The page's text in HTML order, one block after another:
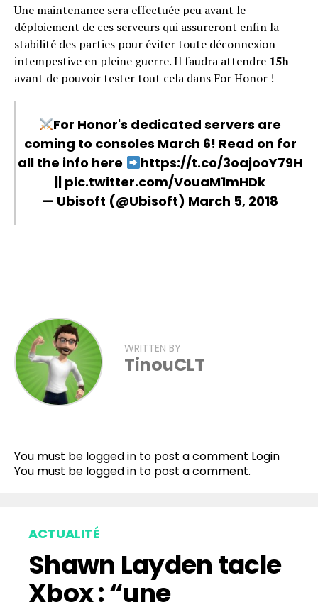
Une maintenance sera effectuée peu avant le
déploiement de ces serveurs qui assureront enfin la
stabilité des parties pour éviter toute déconnexion
intempestive en pleine guerre. Il faudra attendre 15h
avant de pouvoir tester tout cela dans For Honor !
For Honor's dedicated servers are
coming to consoles March 6! Read on for
all the info here
https://t.co/3oajooY79H
|| pic.twitter.com/VouaM1mHDk
— Ubisoft (@Ubisoft) March 5, 2018
WRITTEN BY
TinouCLT
You must be logged in to post a comment Login
You must be logged in to post a comment.
ACTUALITÉ
Shawn Layden tacle
Xbox : “une